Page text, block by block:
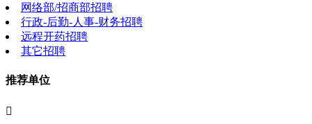
网络部/招商部招聘
行政-后勤-人事-财务招聘
远程开药招聘
其它招聘
推荐单位
